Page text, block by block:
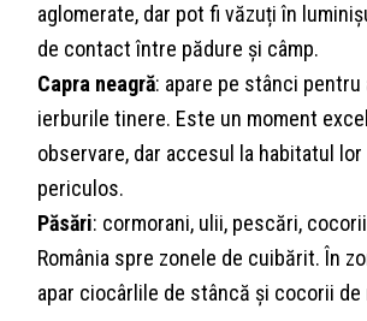
aglomerate, dar pot fi văzuți în
de contact între pădure și câmp.
Capra neagră: apare pe stânci pentru
ierburile tinere. Este un moment
observare, dar accesul la habitatul
periculos.
Păsări: cormorani, ulii, pescări,
România spre zonele de cuibărit. În
apar ciocârlile de stâncă și cocorii de